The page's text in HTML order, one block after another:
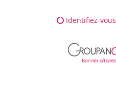
Identifiez-vous